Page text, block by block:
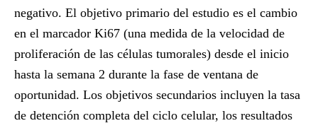
negativo. El objetivo primario del estudio es el cambio
en el marcador Ki67 (una medida de la velocidad de
proliferación de las células tumorales) desde el inicio
hasta la semana 2 durante la fase de ventana de
oportunidad. Los objetivos secundarios incluyen la tasa
de detención completa del ciclo celular, los resultados